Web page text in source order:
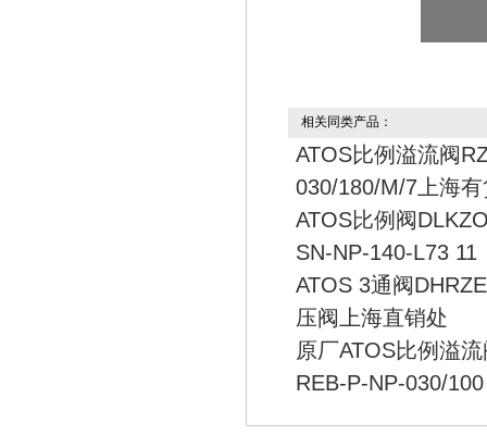
相关同类产品：
ATOS比例溢流阀
030/180/M/7上海有
ATOS比例阀
SN-NP-140-L73 11
ATOS 3通阀
压阀上海直销处
原厂ATOS比例溢
REB-P-NP-030/100